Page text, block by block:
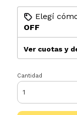
Elegí
OFF
Ver cuotas y
Cantidad